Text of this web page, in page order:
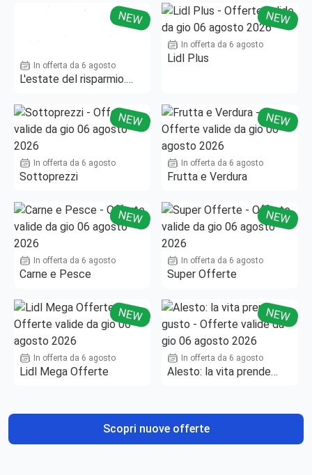
NEW
In offerta da 6 agosto
L'estate del risparmio.
NEW
In offerta da 6 agosto
Lidl Plus
NEW
In offerta da 6 agosto
Sottoprezzi
NEW
In offerta da 6 agosto
Frutta e Verdura
NEW
In offerta da 6 agosto
Carne e Pesce
NEW
In offerta da 6 agosto
Super Offerte
NEW
In offerta da 6 agosto
Lidl Mega Offerte
NEW
In offerta da 6 agosto
Alesto: la vita prende
Scopri nuove offerte